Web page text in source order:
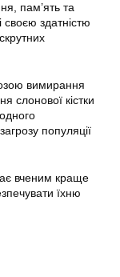
пам’ять та
своєю здатністю
вимирання
слонової кістки
популяції
вченим краще
їхню